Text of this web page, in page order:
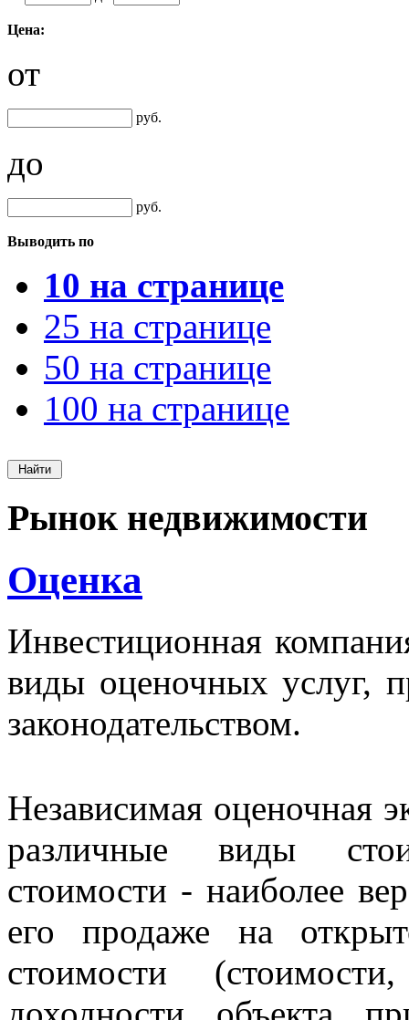
Цена:
от
руб.
до
руб.
Выводить по
10 на странице
25 на странице
50 на странице
100 на странице
Рынок недвижимости
Оценка
Инвестиционная
виды оценочных услуг,
законодательством.
Независимая оценочная
различные виды
стоимости - наиболее
его продаже на
стоимости